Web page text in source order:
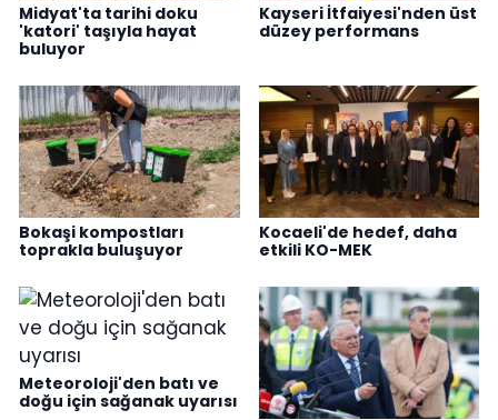
Midyat'ta tarihi doku
'katori' taşıyla hayat
buluyor
Kayseri İtfaiyesi'nden üst
düzey performans
Bokaşi kompostları
toprakla buluşuyor
Kocaeli'de hedef, daha
etkili KO-MEK
Meteoroloji'den batı ve
doğu için sağanak uyarısı